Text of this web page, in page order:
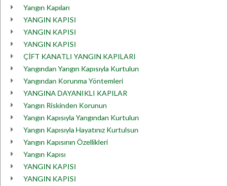
Yangın Kapıları
YANGIN KAPISI
YANGIN KAPISI
YANGIN KAPISI
ÇİFT KANATLI YANGIN KAPILARI
Yangından Yangın Kapısıyla Kurtulun
Yangından Korunma Yöntemleri
YANGINA DAYANIKLI KAPILAR
Yangın Riskinden Korunun
Yangın Kapısıyla Yangından Kurtulun
Yangın Kapısıyla Hayatınız Kurtulsun
Yangın Kapısının Özellikleri
Yangın Kapısı
YANGIN KAPISI
YANGIN KAPISI